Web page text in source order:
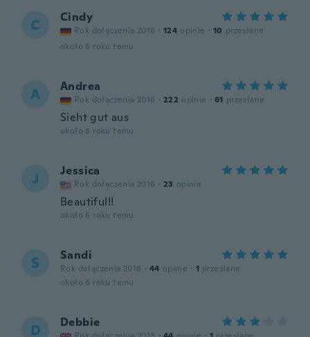
C Cindy
Rok dołączenia 2016 · 124 opinie · 10 przesłane
około 6 roku temu
A Andrea
Rok dołączenia 2016 · 222 opinie · 61 przesłane
Sieht gut aus
około 6 roku temu
J Jessica
Rok dołączenia 2016 · 23 opinie
Beautiful!!
około 6 roku temu
S Sandi
Rok dołączenia 2016 · 44 opinie · 1 przesłane
około 6 roku temu
D Debbie